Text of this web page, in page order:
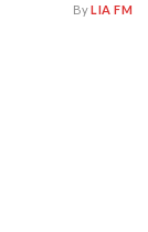
ByLIA FM